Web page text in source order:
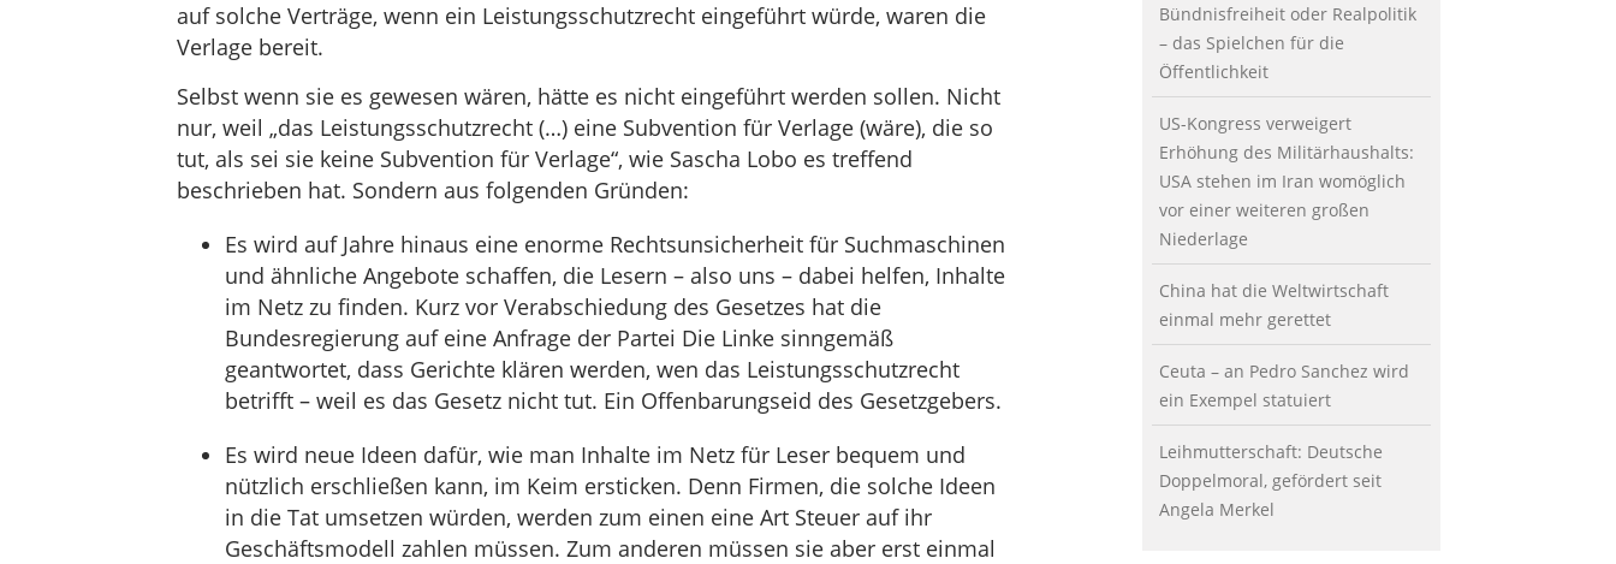
auf solche Verträge, wenn ein Leistungsschutzrecht eingeführt würde, waren die
Verlage bereit.
Selbst wenn sie es gewesen wären, hätte es nicht eingeführt werden sollen. Nicht
nur, weil „das Leistungsschutzrecht (…) eine Subvention für Verlage (wäre), die so
tut, als sei sie keine Subvention für Verlage“, wie Sascha Lobo es treffend
beschrieben hat. Sondern aus folgenden Gründen:
Es wird auf Jahre hinaus eine enorme Rechtsunsicherheit für Suchmaschinen
und ähnliche Angebote schaffen, die Lesern – also uns – dabei helfen, Inhalte
im Netz zu finden. Kurz vor Verabschiedung des Gesetzes hat die
Bundesregierung auf eine Anfrage der Partei Die Linke sinngemäß
geantwortet, dass Gerichte klären werden, wen das Leistungsschutzrecht
betrifft – weil es das Gesetz nicht tut. Ein Offenbarungseid des Gesetzgebers.
Es wird neue Ideen dafür, wie man Inhalte im Netz für Leser bequem und
nützlich erschließen kann, im Keim ersticken. Denn Firmen, die solche Ideen
in die Tat umsetzen würden, werden zum einen eine Art Steuer auf ihr
Geschäftsmodell zahlen müssen. Zum anderen müssen sie aber erst einmal
Bündnisfreiheit oder Realpolitik
– das Spielchen für die
Öffentlichkeit
US-Kongress verweigert
Erhöhung des Militärhaushalts:
USA stehen im Iran womöglich
vor einer weiteren großen
Niederlage
China hat die Weltwirtschaft
einmal mehr gerettet
Ceuta – an Pedro Sanchez wird
ein Exempel statuiert
Leihmutterschaft: Deutsche
Doppelmoral, gefördert seit
Angela Merkel